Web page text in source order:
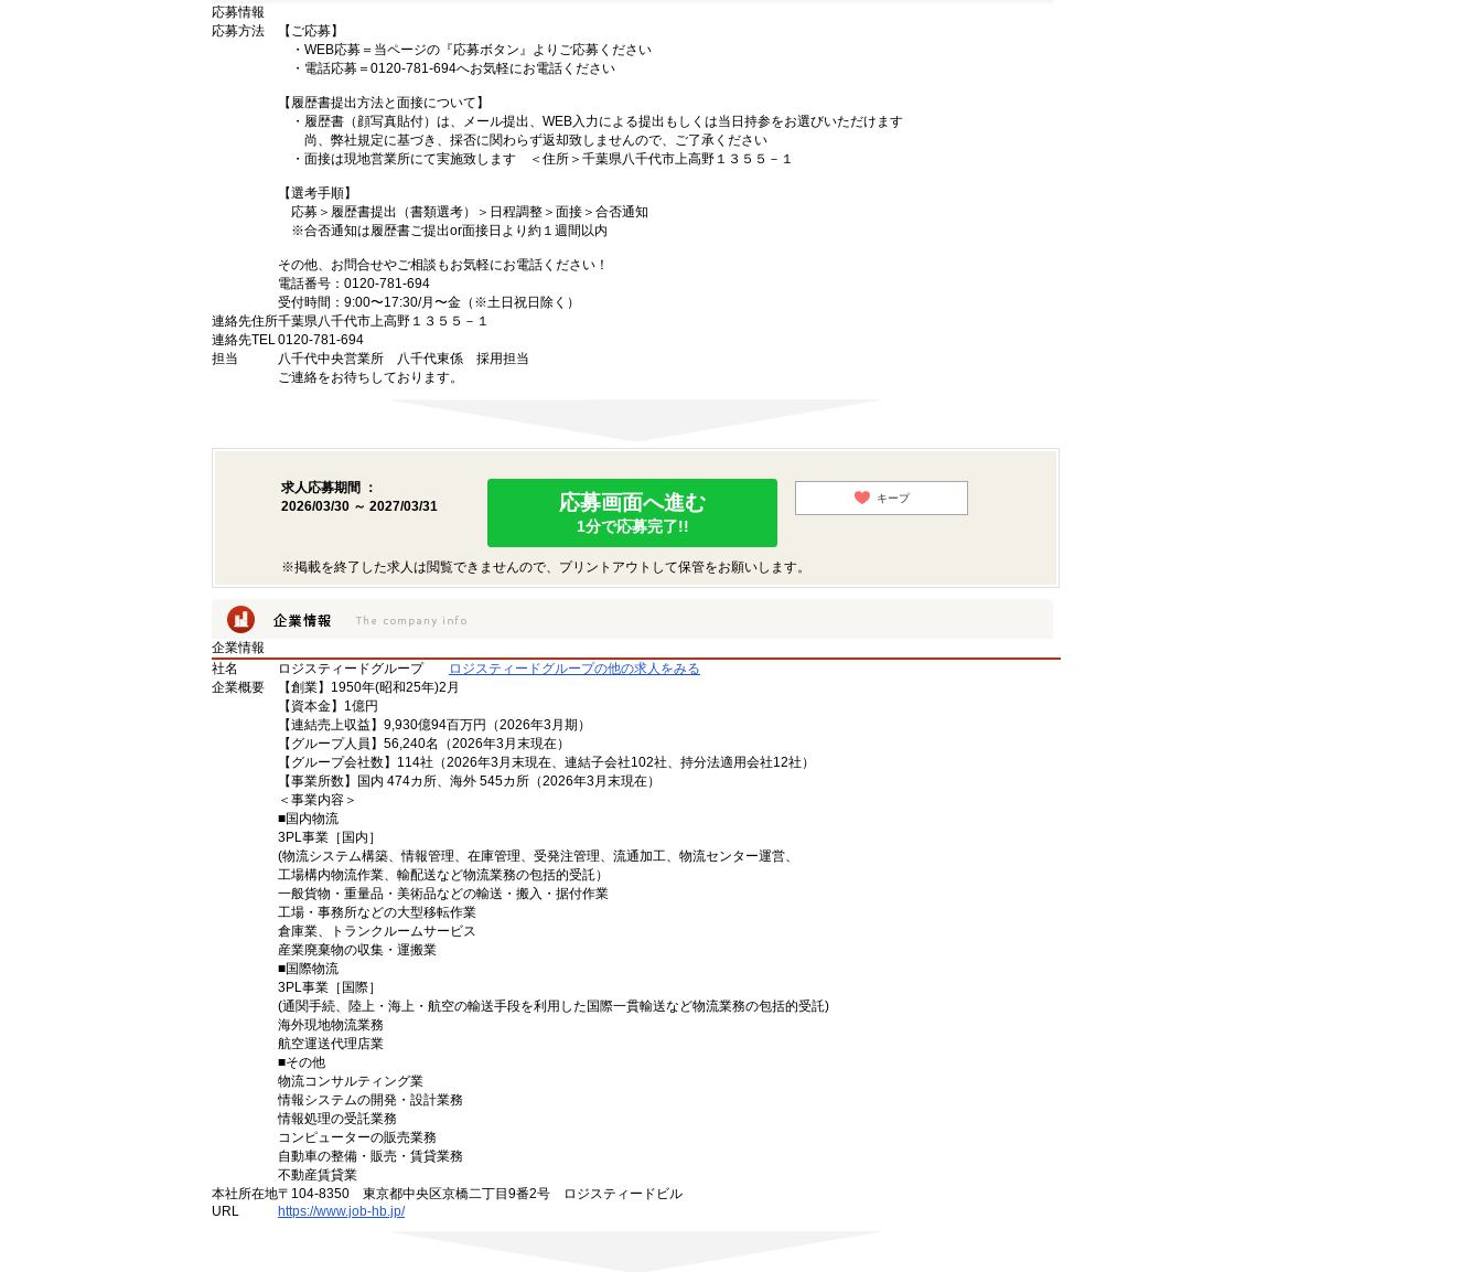
応募情報
応募方法
【ご応募】
・WEB応募＝当ページの『応募ボタン』よりご応募ください
・電話応募＝0120-781-694へお気軽にお電話ください
【履歴書提出方法と面接について】
・履歴書（顔写真貼付）は、メール提出、WEB入力による提出もしくは当日持参をお選びいただけます
尚、弊社規定に基づき、採否に関わらず返却致しませんので、ご了承ください
・面接は現地営業所にて実施致します ＜住所＞千葉県八千代市上高野１３５５－１
【選考手順】
応募＞履歴書提出（書類選考）＞日程調整＞面接＞合否通知
※合否通知は履歴書ご提出or面接日より約１週間以内
その他、お問合せやご相談もお気軽にお電話ください！
電話番号：0120-781-694
受付時間：9:00〜17:30/月〜金（※土日祝日除く）
連絡先住所千葉県八千代市上高野１３５５－１
連絡先TEL0120-781-694
担当
八千代中央営業所 八千代東係 採用担当
ご連絡をお待ちしております。
求人応募期間 ：
2026/03/30 ～ 2027/03/31
応募画面へ進む
1分で応募完了!!
キープ
※掲載を終了した求人は閲覧できませんので、プリントアウトして保管をお願いします。
企業情報
社名
ロジスティードグループ
ロジスティードグループの他の求人をみる
企業概要
【創業】1950年(昭和25年)2月
【資本金】1億円
【連結売上収益】9,930億94百万円（2026年3月期）
【グループ人員】56,240名（2026年3月末現在）
【グループ会社数】114社（2026年3月末現在、連結子会社102社、持分法適用会社12社）
【事業所数】国内 474カ所、海外 545カ所（2026年3月末現在）
＜事業内容＞
■国内物流
3PL事業［国内］
(物流システム構築、情報管理、在庫管理、受発注管理、流通加工、物流センター運営、
工場構内物流作業、輸配送など物流業務の包括的受託）
一般貨物・重量品・美術品などの輸送・搬入・据付作業
工場・事務所などの大型移転作業
倉庫業、トランクルームサービス
産業廃棄物の収集・運搬業
■国際物流
3PL事業［国際］
(通関手続、陸上・海上・航空の輸送手段を利用した国際一貫輸送など物流業務の包括的受託)
海外現地物流業務
航空運送代理店業
■その他
物流コンサルティング業
情報システムの開発・設計業務
情報処理の受託業務
コンピューターの販売業務
自動車の整備・販売・賃貸業務
不動産賃貸業
本社所在地〒104-8350 東京都中央区京橋二丁目9番2号 ロジスティードビル
URL
https://www.job-hb.jp/